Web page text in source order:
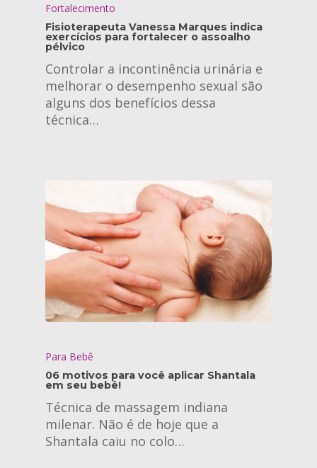
Fortalecimento
Fisioterapeuta Vanessa Marques indica
exercícios para fortalecer o assoalho
pélvico
Controlar a incontinência urinária e
melhorar o desempenho sexual são
alguns dos benefícios dessa
técnica…
Para Bebê
06 motivos para você aplicar Shantala
em seu bebê!
Técnica de massagem indiana
milenar. Não é de hoje que a
Shantala caiu no colo…